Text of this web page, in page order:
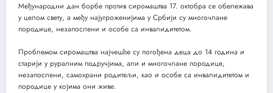
Међународни дан борбе против сиромаштва 17. октобра се обележава
у целом свету, а међу најугроженијима у Србији су многочлане
породице, незапослени и особе са инвалидитетом.
Проблемом сиромаштва најчешће су погођена деца до 14 година и
старији у руралним подручјима, али и многочлане породице,
незапослени, самохрани родитељи, као и особе са инвалидитетом и
породице у којима они живе.